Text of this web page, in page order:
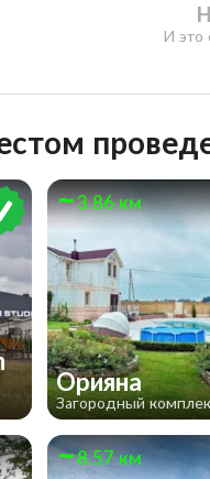
И это
3.86 км
Орияна
Загородный
8.57 км